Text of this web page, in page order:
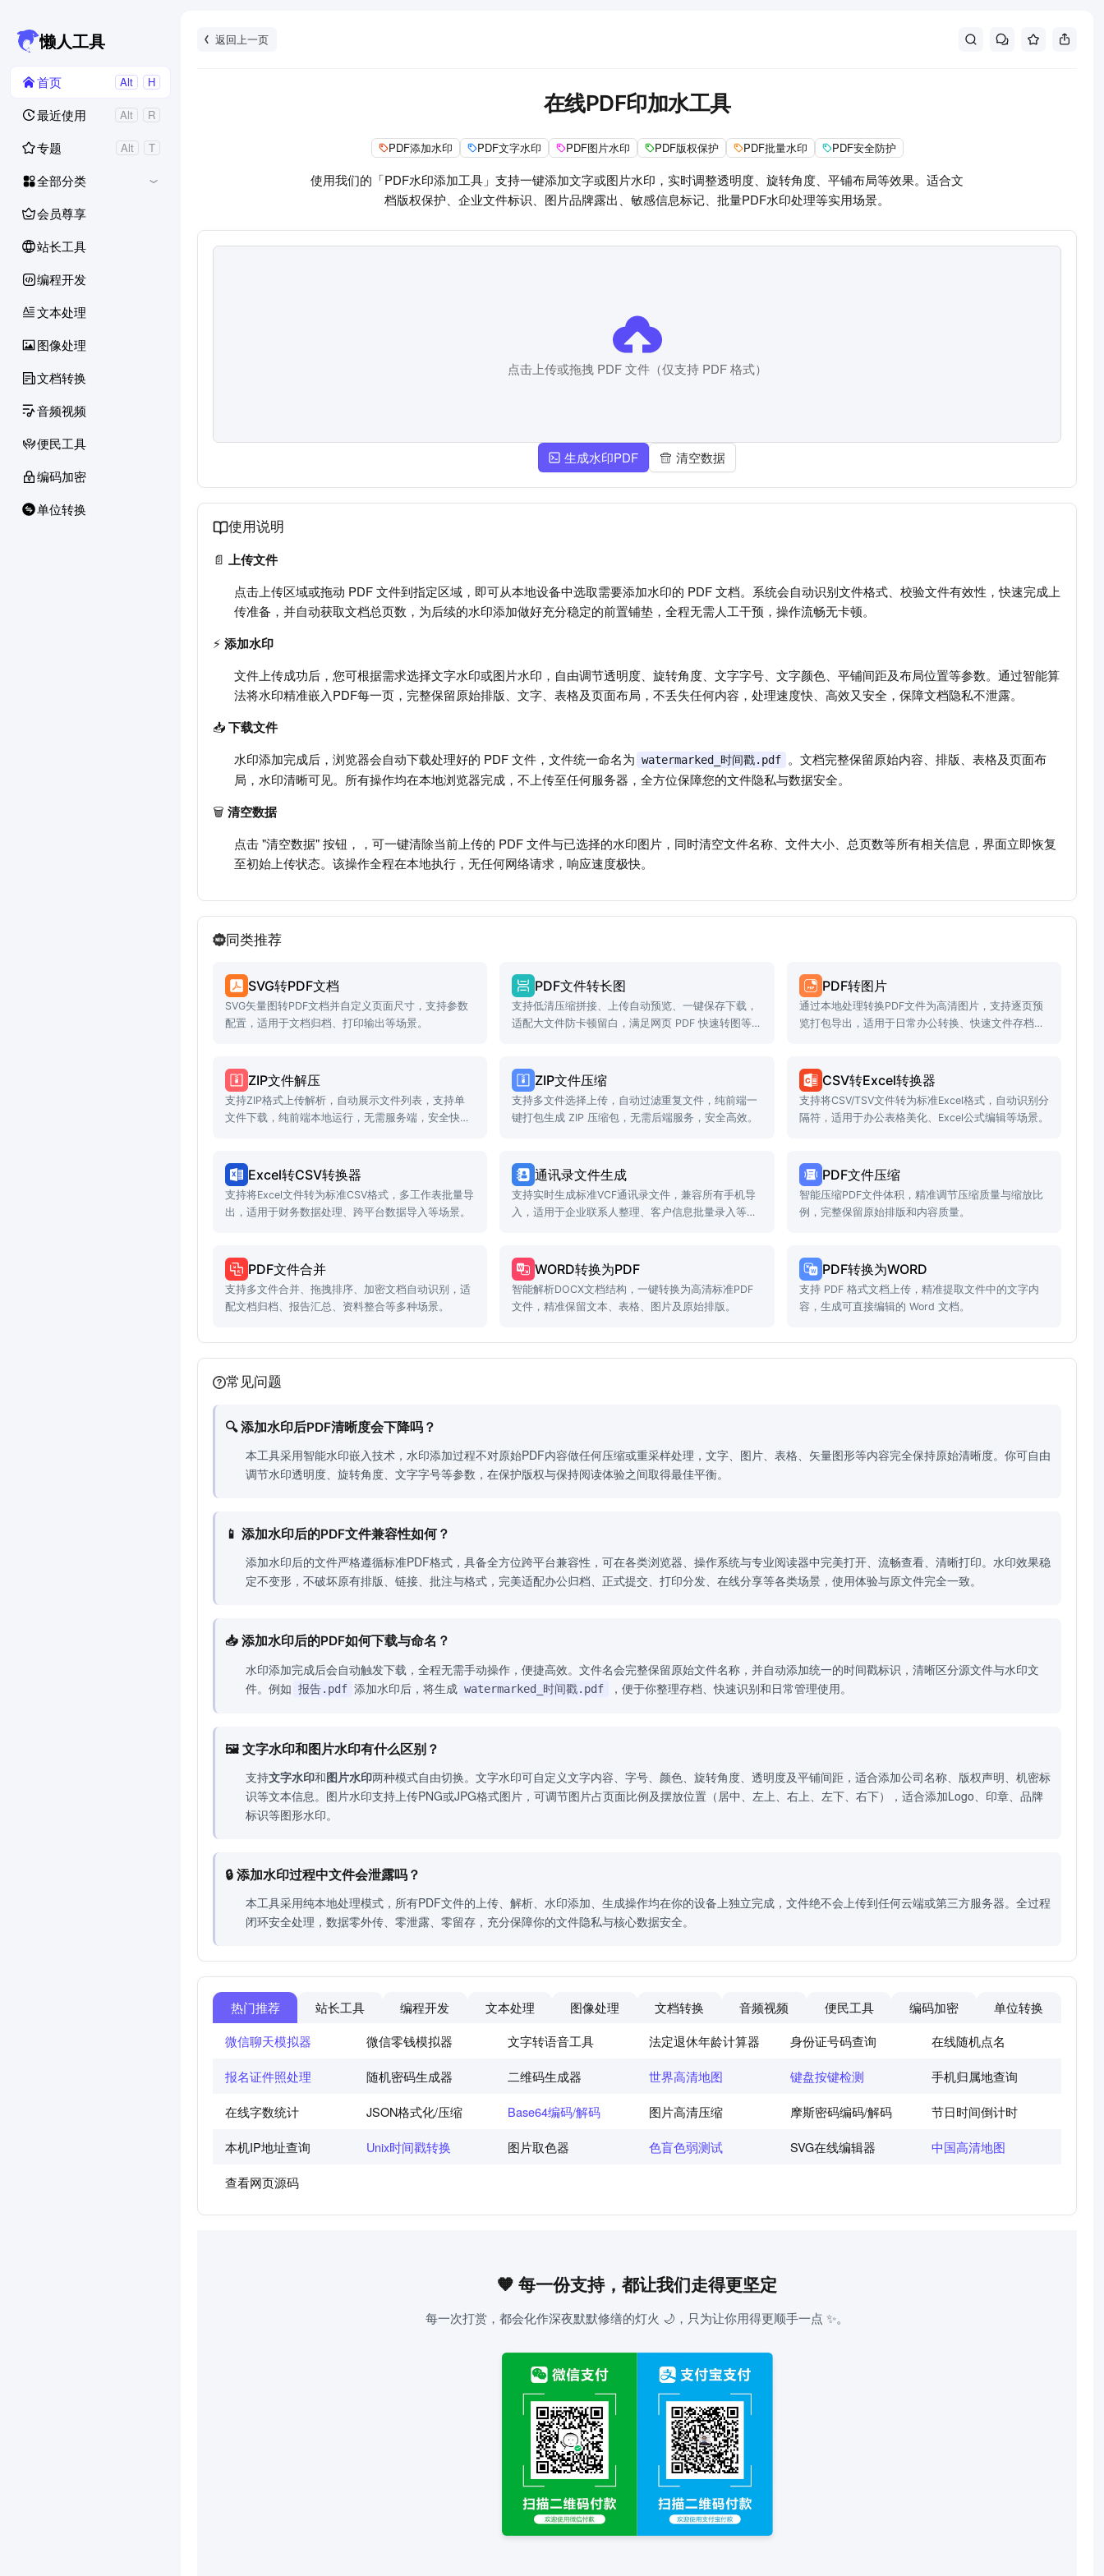
懒人工具
首页 Alt H
最近使用 Alt R
专题 Alt T
全部分类
会员尊享
站长工具
编程开发
文本处理
图像处理
文档转换
音频视频
便民工具
编码加密
单位转换
返回上一页
在线PDF印加水工具
PDF添加水印 PDF文字水印 PDF图片水印 PDF版权保护 PDF批量水印 PDF安全防护
使用我们的「PDF水印添加工具」支持一键添加文字或图片水印，实时调整透明度、旋转角度、平铺布局等效果。适合文
档版权保护、企业文件标识、图片品牌露出、敏感信息标记、批量PDF水印处理等实用场景。
点击上传或拖拽 PDF 文件（仅支持 PDF 格式）
生成水印PDF 清空数据
使用说明
📄 上传文件
点击上传区域或拖动 PDF 文件到指定区域，即可从本地设备中选取需要添加水印的 PDF 文档。系统会自动识别文件格式、校验文件有效性，快速完成上
传准备，并自动获取文档总页数，为后续的水印添加做好充分稳定的前置铺垫，全程无需人工干预，操作流畅无卡顿。
⚡ 添加水印
文件上传成功后，您可根据需求选择文字水印或图片水印，自由调节透明度、旋转角度、文字字号、文字颜色、平铺间距及布局位置等参数。通过智能算
法将水印精准嵌入PDF每一页，完整保留原始排版、文字、表格及页面布局，不丢失任何内容，处理速度快、高效又安全，保障文档隐私不泄露。
📥下载文件
水印添加完成后，浏览器会自动下载处理好的 PDF 文件，文件统一命名为 watermarked_时间戳.pdf
。文档完整保留原始内容、排版、表格及页面布
局，水印清晰可见。所有操作均在本地浏览器完成，不上传至任何服务器，全方位保障您的文件隐私与数据安全。
🗑️ 清空数据
点击 "清空数据" 按钮，，可一键清除当前上传的 PDF 文件与已选择的水印图片，同时清空文件名称、文件大小、总页数等所有相关信息，界面立即恢复
至初始上传状态。该操作全程在本地执行，无任何网络请求，响应速度极快。
同类推荐
SVG转PDF文档
SVG矢量图转PDF文档并自定义页面尺寸，支持参数
配置，适用于文档归档、打印输出等场景。
PDF文件转长图
支持低清压缩拼接、上传自动预览、一键保存下载，
适配大文件防卡顿留白，满足网页 PDF 快速转图等
PDF转图片
通过本地处理转换PDF文件为高清图片，支持逐页预
览打包导出，适用于日常办公转换、快速文件存档等
ZIP文件解压
支持ZIP格式上传解析，自动展示文件列表，支持单
文件下载，纯前端本地运行，无需服务端，安全快
ZIP文件压缩
支持多文件选择上传，自动过滤重复文件，纯前端一
键打包生成 ZIP 压缩包，无需后端服务，安全高效。
CSV转Excel转换器
支持将CSV/TSV文件转为标准Excel格式，自动识别分
隔符，适用于办公表格美化、Excel公式编辑等场景。
Excel转CSV转换器
支持将Excel文件转为标准CSV格式，多工作表批量导
出，适用于财务数据处理、跨平台数据导入等场景。
通讯录文件生成
支持实时生成标准VCF通讯录文件，兼容所有手机导
入，适用于企业联系人整理、客户信息批量录入等场
PDF文件压缩
智能压缩PDF文件体积，精准调节压缩质量与缩放比
例，完整保留原始排版和内容质量。
PDF文件合并
支持多文件合并、拖拽排序、加密文档自动识别，适
配文档归档、报告汇总、资料整合等多种场景。
WORD转换为PDF
智能解析DOCX文档结构，一键转换为高清标准PDF
文件，精准保留文本、表格、图片及原始排版。
PDF转换为WORD
支持 PDF 格式文档上传，精准提取文件中的文字内
容，生成可直接编辑的 Word 文档。
常见问题
🔍 添加水印后PDF清晰度会下降吗？
本工具采用智能水印嵌入技术，水印添加过程不对原始PDF内容做任何压缩或重采样处理，文字、图片、表格、矢量图形等内容完全保持原始清晰度。你可自由
调节水印透明度、旋转角度、文字字号等参数，在保护版权与保持阅读体验之间取得最佳平衡。
📱 添加水印后的PDF文件兼容性如何？
添加水印后的文件严格遵循标准PDF格式，具备全方位跨平台兼容性，可在各类浏览器、操作系统与专业阅读器中完美打开、流畅查看、清晰打印。水印效果稳
定不变形，不破坏原有排版、链接、批注与格式，完美适配办公归档、正式提交、打印分发、在线分享等各类场景，使用体验与原文件完全一致。
📥 添加水印后的PDF如何下载与命名？
水印添加完成后会自动触发下载，全程无需手动操作，便捷高效。文件名会完整保留原始文件名称，并自动添加统一的时间戳标识，清晰区分源文件与水印文
件。例如 报告.pdf 添加水印后，将生成 watermarked_时间戳.pdf ，便于你整理存档、快速识别和日常管理使用。
🖼️ 文字水印和图片水印有什么区别？
支持文字水印和图片水印两种模式自由切换。文字水印可自定义文字内容、字号、颜色、旋转角度、透明度及平铺间距，适合添加公司名称、版权声明、机密标
识等文本信息。图片水印支持上传PNG或JPG格式图片，可调节图片占页面比例及摆放位置（居中、左上、右上、左下、右下），适合添加Logo、印章、品牌
标识等图形水印。
🔒 添加水印过程中文件会泄露吗？
本工具采用纯本地处理模式，所有PDF文件的上传、解析、水印添加、生成操作均在你的设备上独立完成，文件绝不会上传到任何云端或第三方服务器。全过程
闭环安全处理，数据零外传、零泄露、零留存，充分保障你的文件隐私与核心数据安全。
热门推荐 站长工具 编程开发 文本处理 图像处理 文档转换 音频视频 便民工具 编码加密
单位转换
微信聊天模拟器
微信零钱模拟器 文字转语音工具 法定退休年龄计算器 身份证号码查询 在线随机点名
报名证件照处理 随机密码生成器 二维码生成器 世界高清地图 键盘按键检测 手机归属地查询
在线字数统计 JSON格式化/压缩 Base64编码/解码 图片高清压缩 摩斯密码编码/解码 节日时间倒计时
本机IP地址查询 Unix时间戳转换 图片取色器 色盲色弱测试 SVG在线编辑器 中国高清地图
查看网页源码
🧡 每一份支持，都让我们走得更坚定
每一次打赏，都会化作深夜默默修缮的灯火 🌙，只为让你用得更顺手一点 ✨。